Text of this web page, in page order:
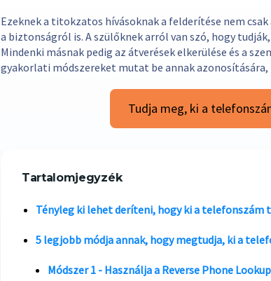
Ezeknek a titokzatos hívásoknak a felderítése nem csak
a biztonságról is. A szülőknek arról van szó, hogy
Mindenki másnak pedig az átverések elkerülése és a
gyakorlati módszereket mutat be annak azonosítására,
Tudja meg, ki a
Tartalomjegyzék
Tényleg ki lehet deríteni, hogy ki a telefonszám
5 legjobb módja annak, hogy megtudja, ki a
Módszer 1 - Használja a Reverse Phone